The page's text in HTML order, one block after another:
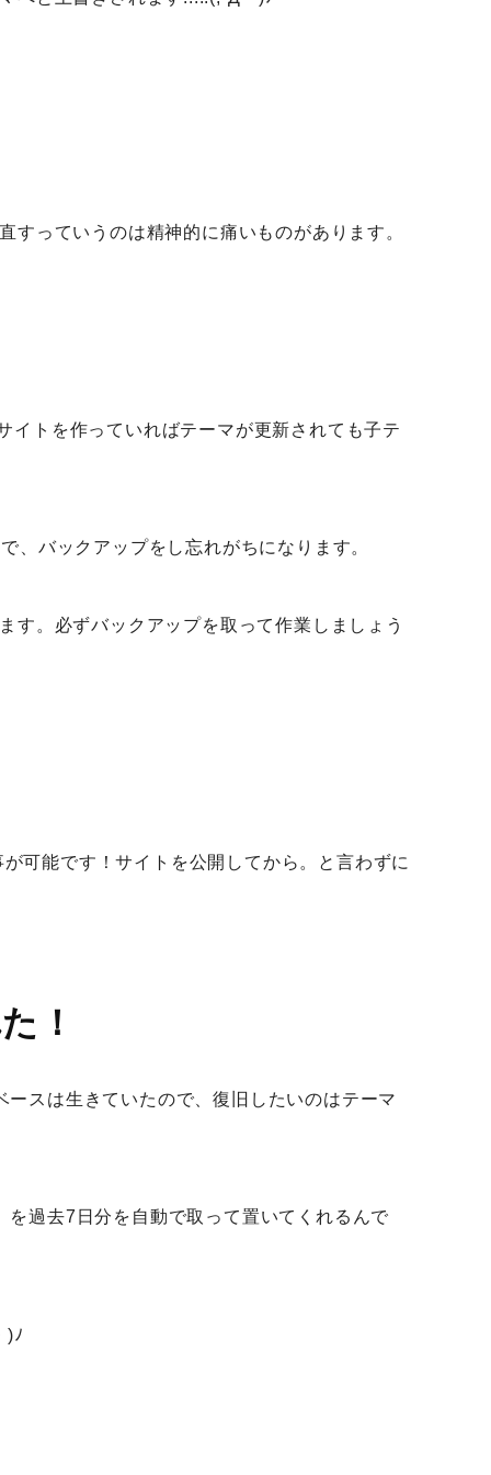
っていうのは精神的に痛いものがあります。
トを作っていればテーマが更新されても子テ
、バックアップをし忘れがちになります。
す。必ずバックアップを取って作業しましょう
可能です！サイトを公開してから。と言わずに
！
スは生きていたので、復旧したいのはテーマ
過去7日分を自動で取って置いてくれるんで
)ﾉ